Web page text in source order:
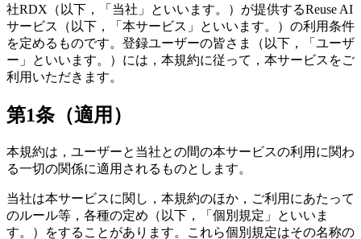
社RDX（以下，「当社」といいます。）が提供するReuse AI
サービス（以下，「本サービス」といいます。）の利用条件
を定めるものです。登録ユーザーの皆さま（以下，「ユーザ
ー」といいます。）には，本規約に従って，本サービスをご
利用いただきます。
第1条（適用）
本規約は，ユーザーと当社との間の本サービスの利用に関わ
る一切の関係に適用されるものとします。
当社は本サービスに関し，本規約のほか，ご利用にあたって
のルール等，各種の定め（以下，「個別規定」といいま
す。）をすることがあります。これら個別規定はその名称の